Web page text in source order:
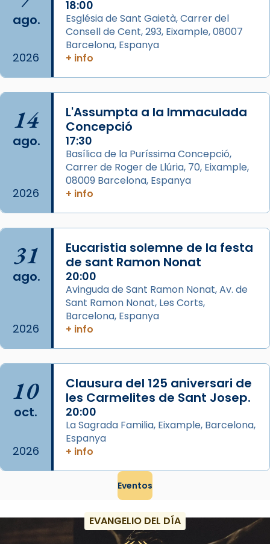
2 weeks ago
Aquest dilluns, 27 de juliol, ha tingut lloc la
missa d’acció de gràcies en agraïment al
comitè organitzador de la visita apostòlica
L’arquebisbe de Barcelona, el cardenal Joan
Josep Omella, ha presidit la missa i l’ha
concelebrat el bisbe auxiliar de Barcelona,
Mons. David Abadías.
📸 Dr. G. Simón
Foto
Arquebisbat de Barcelona
2 weeks ago
Memòria de les santes Juliana i
Semproniana, verges i màrtirs.
Acompanyant la història de sant Cugat, a
partir de l’Edat Mitjana sorgeix la tradició
frare Joan Gaspar Roig, afirma en una obra
que les santes són filles de l’antiga Iluro.
Mataró en reivindicarà les relíq
Foto
View on Facebook · Share
ago.
2026
18:00
Església de Sant Gaietà, Carrer del
Consell de Cent, 293, Eixample, 08007
Barcelona, Espanya
+ info
14
ago.
2026
L'Assumpta a la Immaculada
Concepció
17:30
Basílica de la Puríssima Concepció,
Carrer de Roger de Llúria, 70, Eixample,
08009 Barcelona, Espanya
+ info
31
ago.
2026
Eucaristia solemne de la festa
de sant Ramon Nonat
20:00
Avinguda de Sant Ramon Nonat, Av. de
Sant Ramon Nonat, Les Corts,
Barcelona, Espanya
+ info
10
oct.
2026
Clausura del 125 aniversari de
les Carmelites de Sant Josep.
20:00
La Sagrada Familia, Eixample, Barcelona,
Espanya
+ info
Eventos
EVANGELIO DEL DÍA